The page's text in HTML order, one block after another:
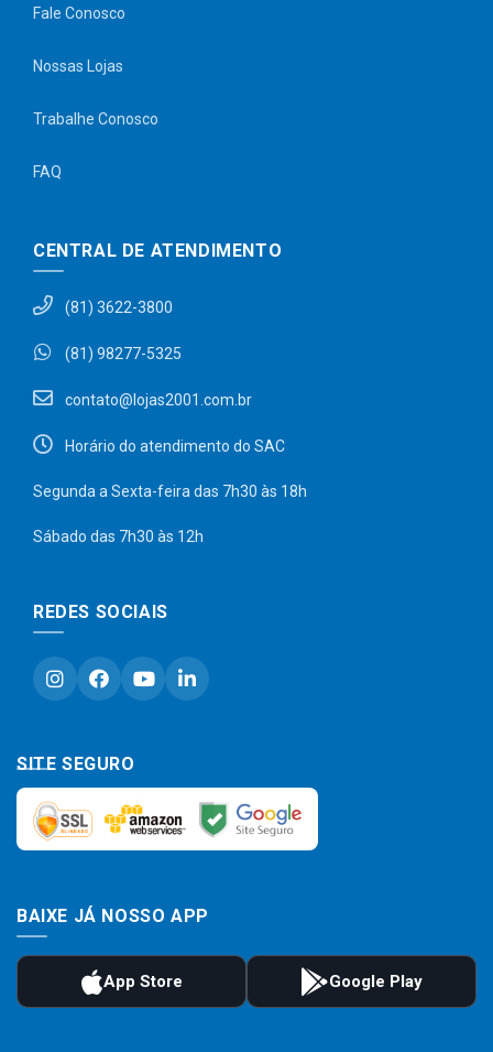
Fale Conosco
Nossas Lojas
Trabalhe Conosco
FAQ
CENTRAL DE ATENDIMENTO
(81) 3622-3800
(81) 98277-5325
contato@lojas2001.com.br
Horário do atendimento do SAC
Segunda a Sexta-feira das 7h30 às 18h
Sábado das 7h30 às 12h
REDES SOCIAIS
SITE SEGURO
BAIXE JÁ NOSSO APP